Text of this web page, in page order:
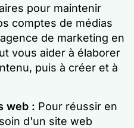
pour maintenir
comptes de médias
de marketing en
vous aider à élaborer
puis à créer et à
web : Pour réussir en
d'un site web